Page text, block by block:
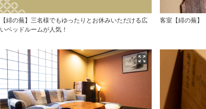
【緋の蕪】三名様でもゆったりとお休みいただける広
いベッドルームが人気！
客室【緋の蕪】